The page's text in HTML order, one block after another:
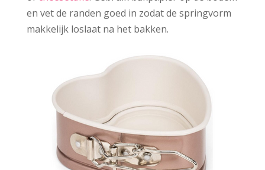
en vet de randen goed in zodat de springvorm
makkelijk loslaat na het bakken.